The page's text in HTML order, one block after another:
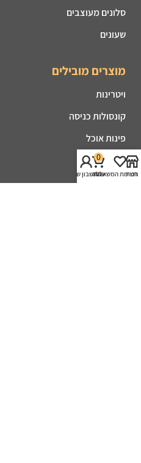
סלונים מעוצבים
שעונים
מוצרים מובילים
ויטרינות
קונסולות כניסה
פינות אוכל
מזנונים
חנות
רשימת המשאלות
0
עגלה
החשבון שלי